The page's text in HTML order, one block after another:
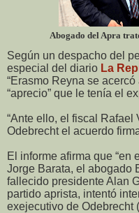
Abogado del Apra
Según un despacho del
especial del diario La
“Erasmo Reyna se
“aprecio” que le tenía el
“Ante ello, el fiscal
Odebrecht el acuerdo
El informe afirma que “en
Jorge Barata, el abogado
fallecido presidente Alan
partido aprista, intentó
exejecutivo de Odebrecht